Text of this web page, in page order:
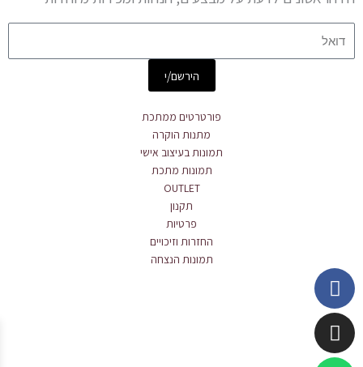
הירשם/י
פורטרטים ממתכת
מתנות הוקרה
תמונות בעיצוב אישי
תמונות מתכת
OUTLET
תקנון
פרטיות
החזרות וזיכויים
תמונות הנצחה
Facebook
Instagram
Whatsapp